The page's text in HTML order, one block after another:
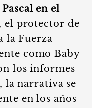
en el
, el protector de
la Fuerza
como Baby
los informes
la narrativa se
en los años